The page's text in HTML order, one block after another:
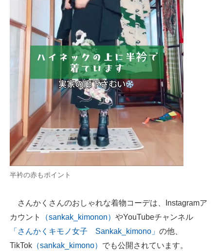
半衿の赤もポイント
さんかくさんのおしゃれな着物コーデは、Instagramア
カウント
（sankak_kimonon） やYouTubeチャンネル
「さんかくキモノ女子 Sankak_kimono」 の他、
TikTok （sankak_kimono） でも公開されています。